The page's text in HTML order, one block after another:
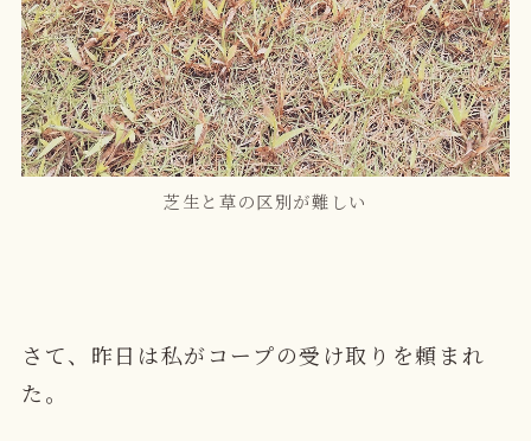
芝生と草の区別が難しい
さて、昨日は私がコープの受け取りを頼まれ
た。